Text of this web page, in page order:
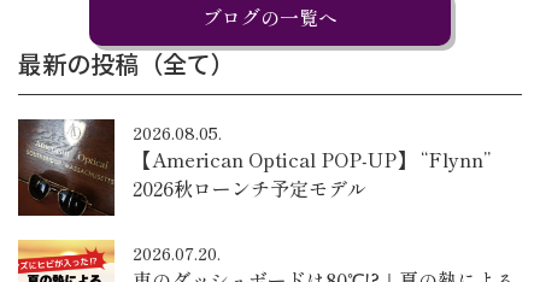
ブログの一覧へ
最新の投稿（全て）
2026.08.05.
【American Optical POP-UP】 “Flynn”
2026秋ローンチ予定モデル
2026.07.20.